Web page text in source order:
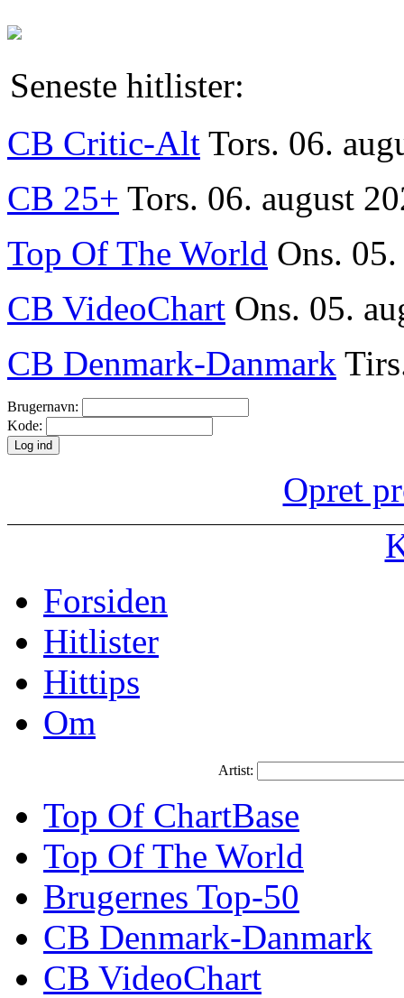
Seneste hitlister:
CB Critic-Alt Tors. 06.
CB 25+ Tors. 06. august
Top Of The World Ons.
CB VideoChart Ons. 05.
CB Denmark-Danmark
Brugernavn:
Kode:
Opret
Forsiden
Hitlister
Hittips
Om
Artist:
Top Of ChartBase
Top Of The World
Brugernes Top-50
CB Denmark-Danmark
CB VideoChart